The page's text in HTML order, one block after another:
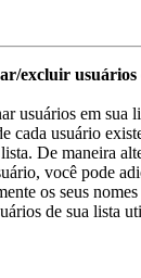
excluir
usuários em sua
cada usuário
De maneira
você pode
os seus
de sua lista